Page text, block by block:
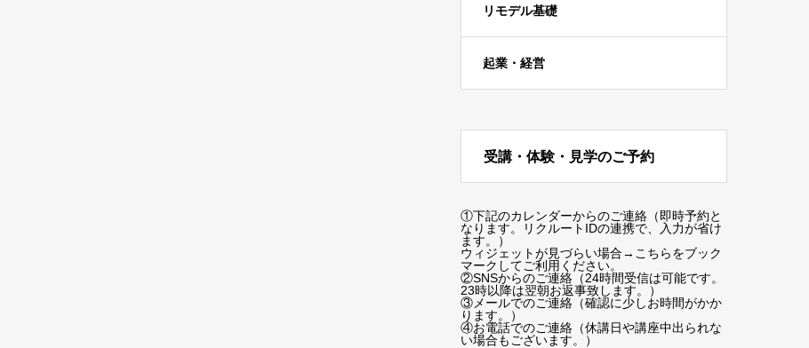
リモデル基礎
起業・経営
受講・体験・見学のご予約
①下記のカレンダーからのご連絡（即時予約と
なります。リクルートIDの連携で、入力が省け
ます。）
ウィジェットが見づらい場合→こちらをブック
マーク してご利用ください。
②SNSからのご連絡（24時間受信は可能です。
23時以降は翌朝お返事致します。）
③メールでのご連絡（確認に少しお時間がかか
ります。）
④お電話でのご連絡（休講日や講座中出られな
い場合もございます。）